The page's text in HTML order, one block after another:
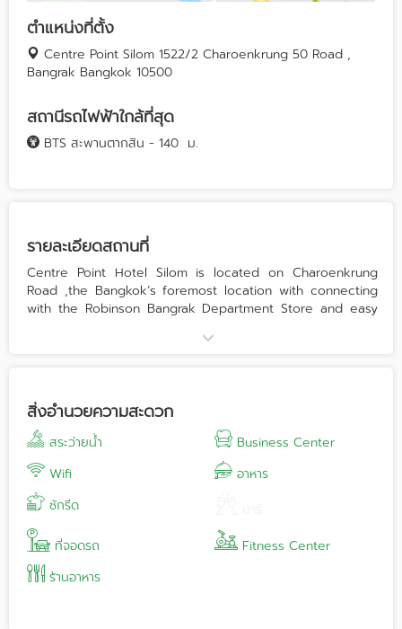
ตำแหน่งที่ตั้ง
Centre Point Silom 1522/2 Charoenkrung 50 Road ,
Bangrak Bangkok 10500
สถานีรถไฟฟ้าใกล้ที่สุด
BTS สะพานตากสิน - 140 ม.
รายละเอียดสถานที่
Centre Point Hotel Silom is located on Charoenkrung
Road ,the Bangkok’s foremost location with connecting
with the Robinson Bangrak Department Store and easy
Sathorn ferry pier in 2-minute walk. And 5 minutes to
สิ่งอำนวยความสะดวก
สระว่ายน้ำ
Business Center
Wifi
อาหาร
ซักรีด
ที่จอดรถ
Fitness Center
ร้านอาหาร